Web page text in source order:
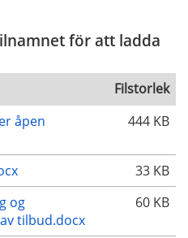
för att ladda
Filstorlek
åpen
444 KB
33 KB
og
tilbud.docx
60 KB